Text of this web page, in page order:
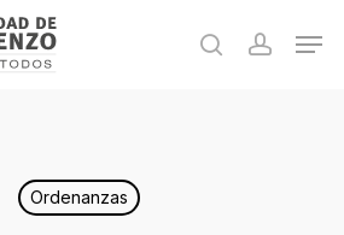
search
Ordenanzas